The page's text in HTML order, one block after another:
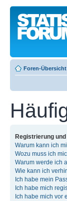
Foren-Übersicht
Registrierung
Warum kann ich
Wozu muss ich
Warum werde ich
Wie kann ich
Ich habe mein
Ich habe mich
Ich habe mich vor